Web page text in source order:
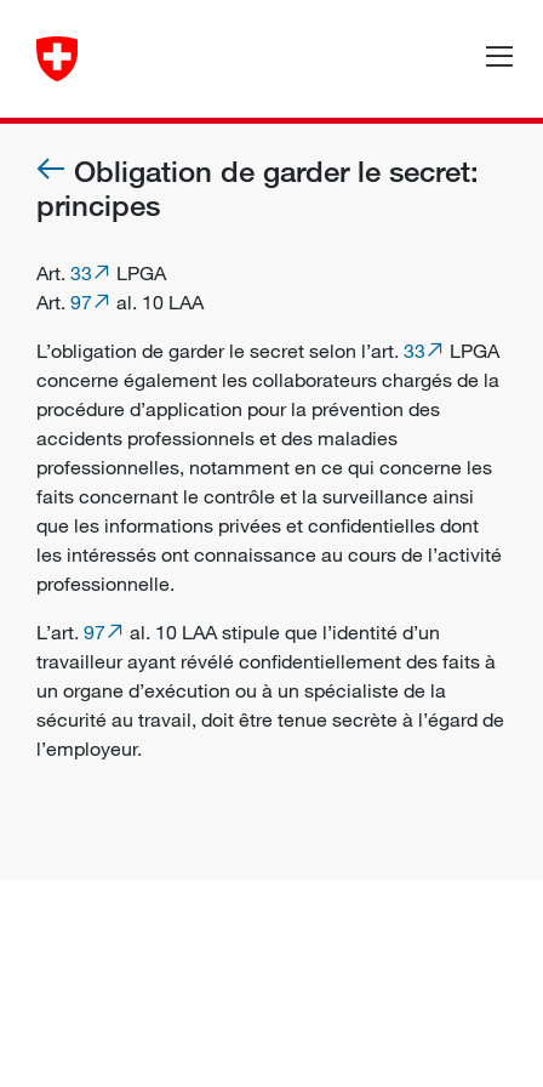
Obligation de garder le secret:
principes
Art. 33
LPGA
Art. 97
al. 10 LAA
L’obligation de garder le secret selon l’art. 33
LPGA
concerne également les collaborateurs chargés de la
procédure d’application pour la prévention des
accidents professionnels et des maladies
professionnelles, notamment en ce qui concerne les
faits concernant le contrôle et la surveillance ainsi
que les informations privées et confidentielles dont
les intéressés ont connaissance au cours de l’activité
professionnelle.
L’art. 97
al. 10 LAA stipule que l’identité d’un
travailleurayant révélé confidentiellement des faits à
un organe d’exécution ou à un spécialiste de la
sécurité au travail, doit être tenue secrète à l’égard de
l’employeur.